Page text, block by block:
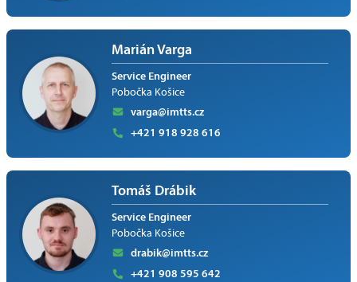
Marián Varga
Service Engineer
Pobočka Košice
varga@imtts.cz
+421 918 928 616
Tomáš Drábik
Service Engineer
Pobočka Košice
drabik@imtts.cz
+421 908 595 642